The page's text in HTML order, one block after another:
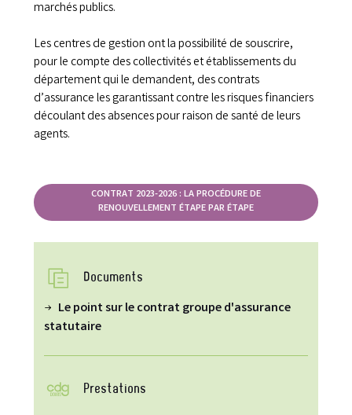
marchés publics.
Les centres de gestion ont la possibilité de souscrire,
pour le compte des collectivités et établissements du
département qui le demandent, des contrats
d’assurance les garantissant contre les risques financiers
découlant des absences pour raison de santé de leurs
agents.
CONTRAT 2023-2026 : LA PROCÉDURE DE
RENOUVELLEMENT ÉTAPE PAR ÉTAPE
Documents
Le point sur le contrat groupe d'assurance
statutaire
Prestations